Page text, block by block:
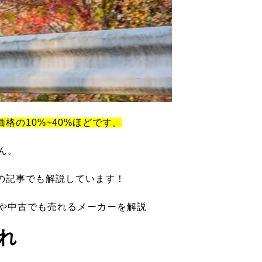
格の10%~40%ほどです。
。
事でも解説しています！
中古でも売れるメーカーを解説